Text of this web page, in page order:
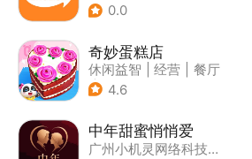
0.0
奇妙蛋糕店
休闲益智 经营
餐厅
| 宝宝巴士
4.6
中年甜蜜悄悄爱
广州小机灵网络科技有限公司